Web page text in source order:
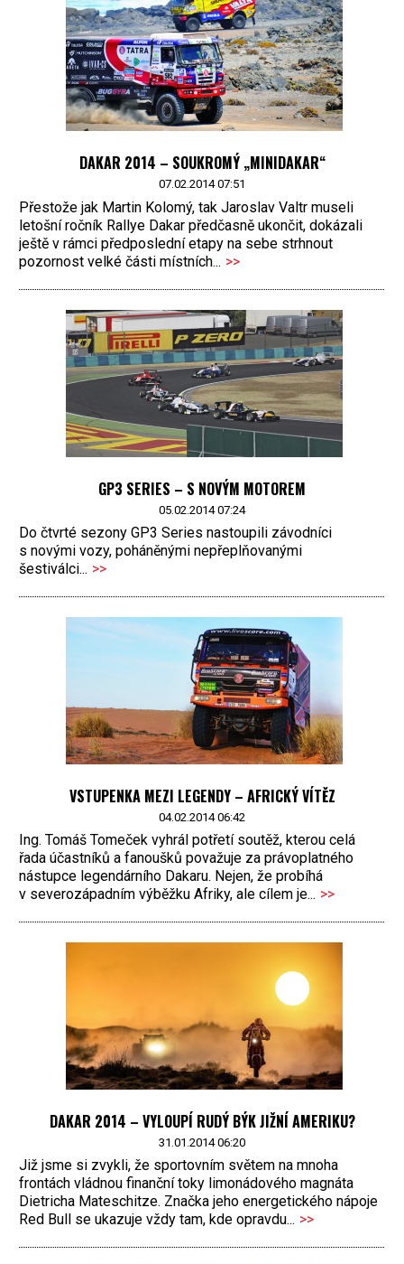
DAKAR 2014 – SOUKROMÝ „MINIDAKAR“
07.02.2014 07:51
Přestože jak Martin Kolomý, tak Jaroslav Valtr museli
letošní ročník Rallye Dakar předčasně ukončit, dokázali
ještě v rámci předposlední etapy na sebe strhnout
pozornost velké části místních... >>
GP3 SERIES – S NOVÝM MOTOREM
05.02.2014 07:24
Do čtvrté sezony GP3 Series nastoupili závodníci
s novými vozy, poháněnými nepřeplňovanými
šestiválci... >>
VSTUPENKA MEZI LEGENDY – AFRICKÝ VÍTĚZ
04.02.2014 06:42
Ing. Tomáš Tomeček vyhrál potřetí soutěž, kterou celá
řada účastníků a fanoušků považuje za právoplatného
nástupce legendárního Dakaru. Nejen, že probíhá
v severozápadním výběžku Afriky, ale cílem je... >>
DAKAR 2014 – VYLOUPÍ RUDÝ BÝK JIŽNÍ AMERIKU?
31.01.2014 06:20
Již jsme si zvykli, že sportovním světem na mnoha
frontách vládnou finanční toky limonádového magnáta
Dietricha Mateschitze. Značka jeho energetického nápoje
Red Bull se ukazuje vždy tam, kde opravdu... >>